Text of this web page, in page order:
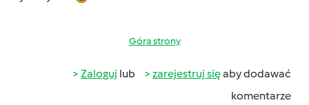
Góra strony
Zaloguj lub zarejestruj sięaby dodawać
komentarze